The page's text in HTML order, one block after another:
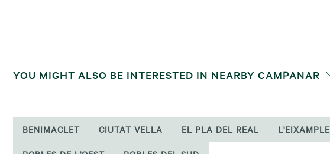
YOU MIGHT ALSO BE INTERESTED IN NEARBY CAMPANAR
BENIMACLET CIUTAT VELLA EL PLA DEL REAL L'EIXAMPLE